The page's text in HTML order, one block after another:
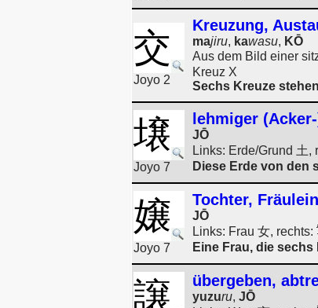
交
Joyo 2
Kreuzung,
majiru, kawasu, KŌ
Aus dem Bild einer
Kreuz X
Sechs Kreuze
壌
Joyo 7
lehmiger
JŌ
Links: Erde/Grund 土,
Diese Erde von den
嬢
Joyo 7
Tochter,
JŌ
Links: Frau 女, rechts:
Eine Frau, die
譲 übergeben,
yuzuru, JŌ